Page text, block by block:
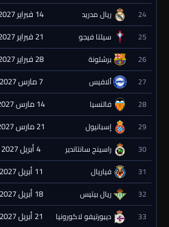
24 ريال مدريد 14 فبراير 2027 - 19:00
25 سيلتا فيجو 21 فبراير 2027 - 19:00
26 برشلونة 28 فبراير 2027 - 19:00
27 ألافيس 7 مارس 2027 - 19:00
28 فالنسيا 14 مارس 2027 - 19:00
29 إسبانيول 21 مارس 2027 - 19:00
30 راسينج سانتاندير 4 أبريل 2027 - 19:00
31 فياريال 11 أبريل 2027 - 19:00
32 ريال بيتيس 18 أبريل 2027 - 19:00
33 ديبورتيفو لاكورونيا 21 أبريل 2027 - 19:00